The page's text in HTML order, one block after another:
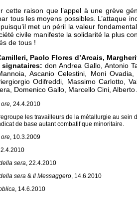
cette raison que l’appel à une grève
tous les moyens possibles. L’attaque
met un péril la valeur
civile manifeste la solidarité la plus
de tous !
Paolo Flores d’Arcais,
signataires: don Andrea Gallo, Antonio
Ascanio Celestini, Moni
Odifreddi, Massimo Carlotto,
Domenico Gallo, Marcello Cini, Alberto
24.4.2010
les travailleurs de la métallurgie au
de base autant combatif que minoritaire.
ore, 10.3.2009
sera, 22.4.2010
sera & Il Messaggero, 14.6.2010
, 14.6.2010